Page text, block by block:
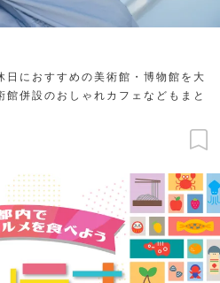
日におすすめの美術館・博物館を大
併設のおしゃれカフェなどもまと